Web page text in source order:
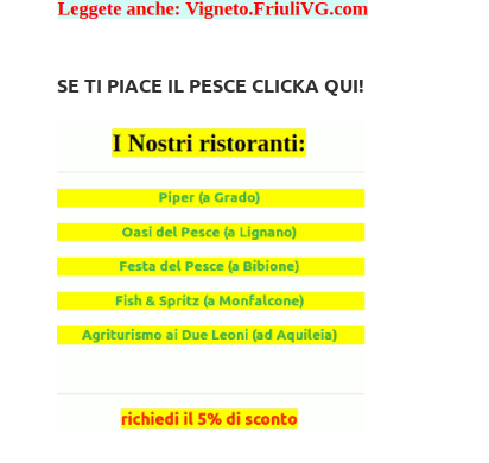
SE TI PIACE IL PESCE CLICKA QUI!